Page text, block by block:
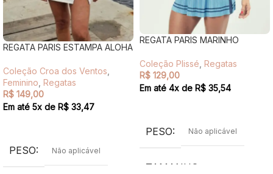
REGATA PARIS ESTAMPA ALOHA
Coleção Croa dos Ventos,
Feminino, Regatas
R$ 149,00
Em até 5x de R$ 33,47
PESO Não aplicável
REGATA PARIS MARINHO
Coleção Plissé Regatas
R$ 129,00
Em até 4x de R$ 35,54
PESO Não aplicável
TAMANHO